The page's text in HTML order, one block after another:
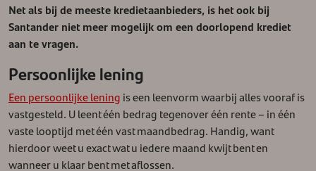
Net als bij de meeste kredietaanbieders, is het ook bij
Santander niet meer mogelijk om een doorlopend krediet
aan te vragen.
Persoonlijke lening
Een persoonlijke lening is een leenvorm waarbij alles vooraf is
vastgesteld. U leent één bedrag tegenover één rente – in één
vaste looptijd met één vast maandbedrag. Handig, want
hierdoor weet u exact wat u iedere maand kwijt bent en
wanneer u klaar bent met aflossen.